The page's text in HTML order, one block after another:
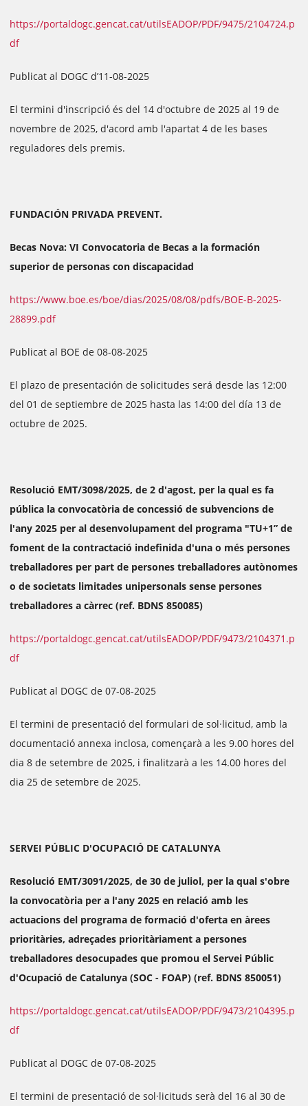
https://portaldogc.gencat.cat/utilsEADOP/PDF/9475/2104724.p
df
Publicat al DOGC d’11-08-2025
El termini d'inscripció és del 14 d'octubre de 2025 al 19 de
novembre de 2025, d'acord amb l'apartat 4 de les bases
reguladores dels premis.
FUNDACIÓN PRIVADA PREVENT.
Becas Nova: VI Convocatoria de Becas a la formación
superior de personas con discapacidad
https://www.boe.es/boe/dias/2025/08/08/pdfs/BOE-B-2025-
28899.pdf
Publicat al BOE de 08-08-2025
El plazo de presentación de solicitudes será desde las 12:00
del 01 de septiembre de 2025 hasta las 14:00 del día 13 de
octubre de 2025.
Resolució EMT/3098/2025, de 2 d'agost, per la qual es fa
pública la convocatòria de concessió de subvencions de
l'any 2025 per al desenvolupament del programa "TU+1” de
foment de la contractació indefinida d'una o més persones
treballadores per part de persones treballadores autònomes
o de societats limitades unipersonals sense persones
treballadores a càrrec (ref. BDNS 850085)
https://portaldogc.gencat.cat/utilsEADOP/PDF/9473/2104371.p
df
Publicat al DOGC de 07-08-2025
El termini de presentació del formulari de sol·licitud, amb la
documentació annexa inclosa, començarà a les 9.00 hores del
dia 8 de setembre de 2025, i finalitzarà a les 14.00 hores del
dia 25 de setembre de 2025.
SERVEI PÚBLIC D'OCUPACIÓ DE CATALUNYA
Resolució EMT/3091/2025, de 30 de juliol, per la qual s'obre
la convocatòria per a l'any 2025 en relació amb les
actuacions del programa de formació d'oferta en àrees
prioritàries, adreçades prioritàriament a persones
treballadores desocupades que promou el Servei Públic
d'Ocupació de Catalunya (SOC - FOAP) (ref. BDNS 850051)
https://portaldogc.gencat.cat/utilsEADOP/PDF/9473/2104395.p
df
Publicat al DOGC de 07-08-2025
El termini de presentació de sol·licituds serà del 16 al 30 de